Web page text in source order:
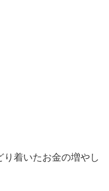
着いたお金の増やし